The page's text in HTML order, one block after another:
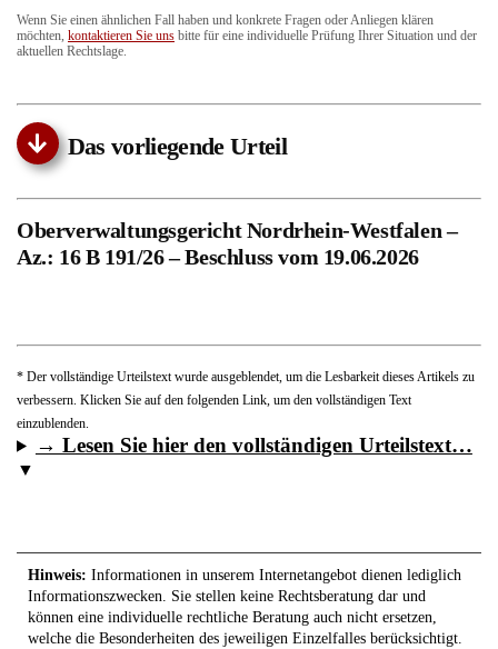
Wenn Sie einen ähnlichen Fall haben und konkrete Fragen oder Anliegen klären
möchten, kontaktieren Sie uns bitte für eine individuelle Prüfung Ihrer Situation und der
aktuellen Rechtslage.
Das vorliegende Urteil
Oberverwaltungsgericht Nordrhein-Westfalen –
Az.: 16 B 191/26 – Beschluss vom 19.06.2026
* Der vollständige Urteilstext wurde ausgeblendet, um die Lesbarkeit dieses Artikels zu
verbessern. Klicken Sie auf den folgenden Link, um den vollständigen Text
einzublenden.
→ Lesen Sie hier den vollständigen Urteilstext…
Hinweis: Informationen in unserem Internetangebot dienen lediglich
Informationszwecken. Sie stellen keine Rechtsberatung dar und
können eine individuelle rechtliche Beratung auch nicht ersetzen,
welche die Besonderheiten des jeweiligen Einzelfalles berücksichtigt.